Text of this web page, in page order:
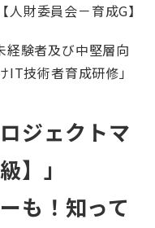
【人財委員会－育成G】
経験者及び中堅層向
技術者育成研修」
ジェクトマ
】」
も！知って